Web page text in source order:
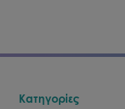
Κατηγορίες